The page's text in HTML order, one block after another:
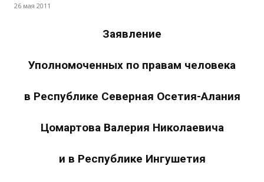
26 мая 2011
Заявление
Уполномоченных по правам человека
в Республике Северная Осетия-Алания
Цомартова Валерия Николаевича
и в Республике Ингушетия